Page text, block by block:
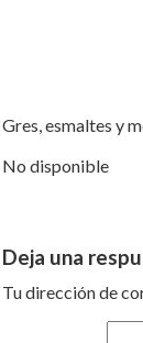
Gres, esmaltes y
No disponible
Deja una
Tu dirección de